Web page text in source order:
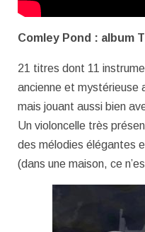
Comley Pond : album
21 titres dont 11
ancienne et mystérieuse
mais jouant aussi bien
Un violoncelle très
des mélodies élégantes
(dans une maison, ce